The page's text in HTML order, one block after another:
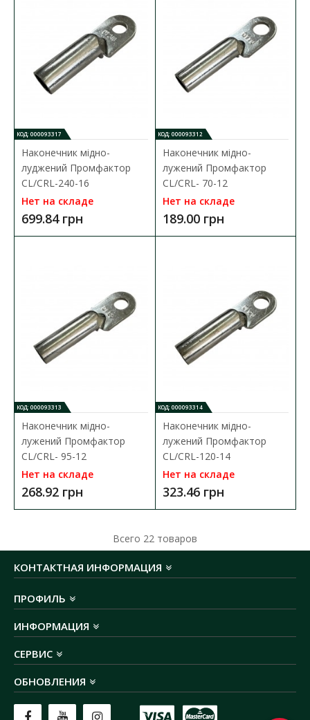
Кабельный наконечник Промфактор серии
DT(G) представляет собой специальный элемент, который
предназн..
518.94 грн
В КОРЗИНУ
В сравнения
В закладки
Доступность: В наличии
Кабельный наконечник Промфактор серии
DT(G) представляет собой специальный элемент, который
предназн..
601.02 грн
В сравнения
КОД: 000093317
Наконечник мідно-
луджений Промфактор
CL/CRL-240-16
Нет на складе
699.84 грн
КОД: 000093312
Наконечник мідно-
лужений Промфактор
CL/CRL- 70-12
Нет на складе
189.00 грн
КОД: 000093313
Наконечник мідно-
лужений Промфактор
CL/CRL- 95-12
Нет на складе
268.92 грн
КОД: 000093314
Наконечник мідно-
лужений Промфактор
CL/CRL-120-14
Нет на складе
323.46 грн
Всего 22 товаров
КОНТАКТНАЯ ИНФОРМАЦИЯ
ПРОФИЛЬ
ИНФОРМАЦИЯ
СЕРВИС
ОБНОВЛЕНИЯ